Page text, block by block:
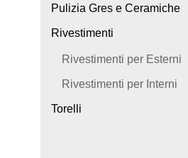
Pulizia Gres e Ceramiche
Rivestimenti
Rivestimenti per Esterni
Rivestimenti per Interni
Torelli